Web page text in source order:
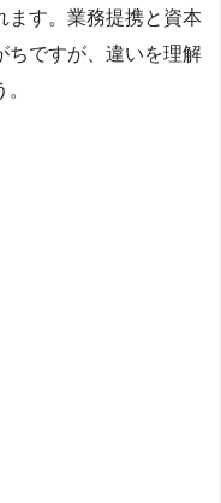
ます。業務提携と資本
ちですが、違いを理解